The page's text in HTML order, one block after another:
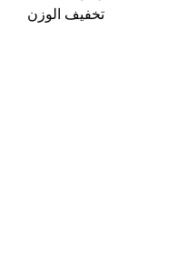
تخفيف الوزن